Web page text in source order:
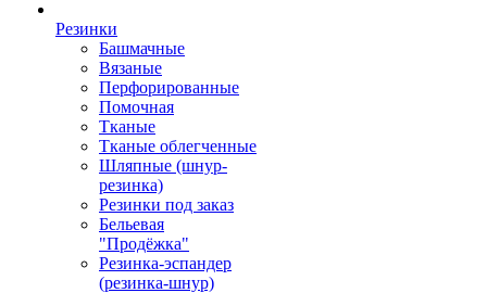
Резинки
Башмачные
Вязаные
Перфорированные
Помочная
Тканые
Тканые облегченные
Шляпные (шнур-
резинка)
Резинки под заказ
Бельевая
"Продёжка"
Резинка-эспандер
(резинка-шнур)